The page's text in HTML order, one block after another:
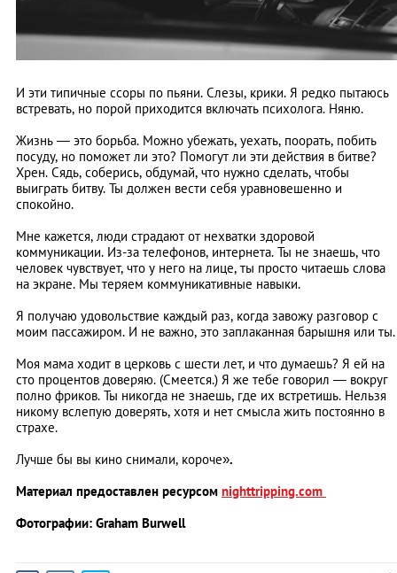
И эти типичные ссоры по пьяни. Слезы, крики. Я редко пытаюсь
встревать, но порой приходится включать психолога. Няню.
Жизнь — это борьба. Можно убежать, уехать, поорать, побить
посуду, но поможет ли это? Помогут ли эти действия в битве?
Хрен. Сядь, соберись, обдумай, что нужно сделать, чтобы
выиграть битву. Ты должен вести себя уравновешенно и
спокойно.
Мне кажется, люди страдают от нехватки здоровой
коммуникации. Из-за телефонов, интернета. Ты не знаешь, что
человек чувствует, что у него на лице, ты просто читаешь слова
на экране. Мы теряем коммуникативные навыки.
Я получаю удовольствие каждый раз, когда завожу разговор с
моим пассажиром. И не важно, это заплаканная барышня или ты.
Моя мама ходит в церковь с шести лет, и что думаешь? Я ей на
сто процентов доверяю. (Смеется.) Я же тебе говорил — вокруг
полно фриков. Ты никогда не знаешь, где их встретишь. Нельзя
никому вслепую доверять, хотя и нет смысла жить постоянно в
страхе.
Лучше бы вы кино снимали, короче».
Материал предоставлен ресурсом nighttripping.com
Фотографии: Graham Burwell